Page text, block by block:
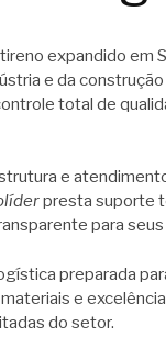
expandido em
e da
total de
e
presta suporte
para
preparada
e
do setor.